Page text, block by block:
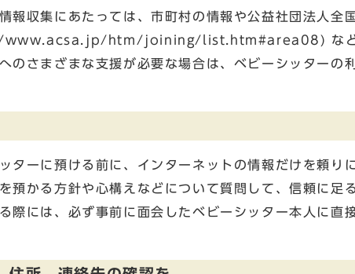
報収集にあたっては、市町村の情報や公益社団法人全
www.acsa.jp/htm/joining/list.htm#area08) などを
のさまざまな支援が必要な場合は、ベビーシッターの
ターに預ける前に、インターネットの情報だけを頼り
預かる方針や心構えなどについて質問して、信頼に足
際には、必ず事前に面会したベビーシッター本人に直